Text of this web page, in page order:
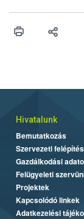
vonni az ebek
Hivatalunk
Bemutatkozás
Szervezeti felépítés
Gazdálkodási
Felügyeleti
Projektek
Kapcsolódó linkek
Adatkezelési